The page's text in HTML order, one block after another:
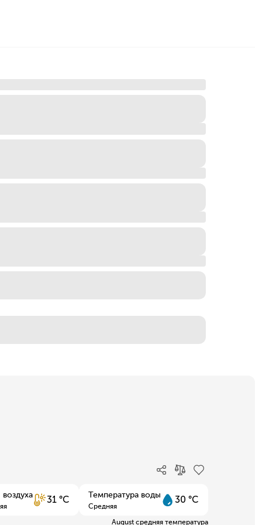
31 °C Температура воды
Средняя
30 °C
August средняя температура